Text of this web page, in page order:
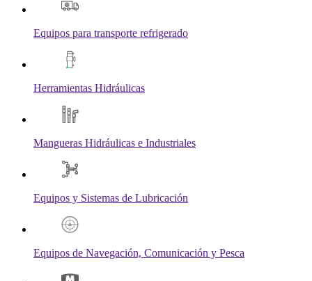
Equipos para transporte refrigerado
Herramientas Hidráulicas
Mangueras Hidráulicas e Industriales
Equipos y Sistemas de Lubricación
Equipos de Navegación, Comunicación y Pesca